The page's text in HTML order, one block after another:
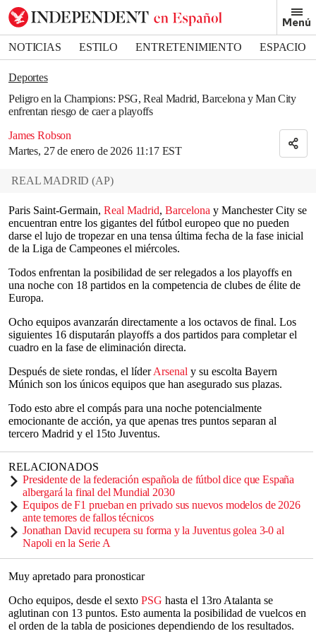
Menú
NOTICIAS ESTILO ENTRETENIMIENTO
ESPACIO
DEPORTES
Deportes
Peligro en la Champions: PSG, Real Madrid, Barcelona y Man City
enfrentan riesgo de caer a playoffs
James Robson
Martes, 27 de enero de 2026 11:17 EST
Bookmark popover
Removed from bookmarks
Close popover
REAL MADRID (AP)
Paris Saint-Germain, Real Madrid, Barcelona y Manchester City se
encuentran entre los gigantes del fútbol europeo que no pueden
darse el lujo de tropezar en una tensa última fecha de la fase inicial
de la Liga de Campeones el miércoles.
Todos enfrentan la posibilidad de ser relegados a los playoffs en
una noche con 18 partidos en la competencia de clubes de élite de
Europa.
Ocho equipos avanzarán directamente a los octavos de final. Los
siguientes 16 disputarán playoffs a dos partidos para completar el
cuadro en la fase de eliminación directa.
Después de siete rondas, el líderArsenal y su escolta Bayern
Múnich son los únicos equipos que han asegurado sus plazas.
Todo esto abre el compás para una noche potencialmente
emocionante de acción, ya que apenas tres puntos separan al
tercero Madrid y el 15to Juventus.
RELACIONADOS
Presidente de la federación española de fútbol dice que España
albergará la final del Mundial 2030
Equipos de F1 prueban en privado sus nuevos modelos de 2026
ante temores de fallos técnicos
Jonathan David recupera su forma y la Juventus golea 3-0 al
Napoli en la Serie A
Muy apretado para pronosticar
Ocho equipos, desde el sexto PSG hasta el 13ro Atalanta se
aglutinan con 13 puntos. Esto aumenta la posibilidad de vuelcos en
el orden de la tabla de posiciones dependiendo de los resultados.